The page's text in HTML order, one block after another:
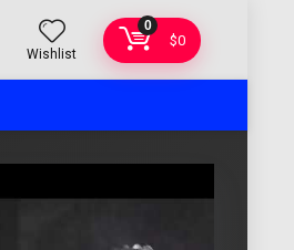
Wishlist
0
$0